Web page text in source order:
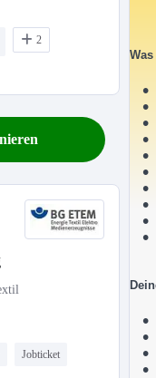
2
Jobticket